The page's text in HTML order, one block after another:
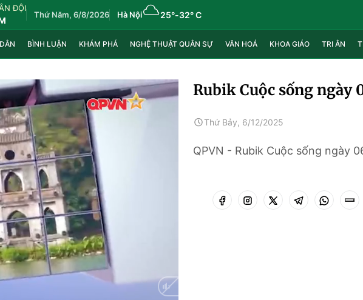
ĐỘI
Thứ Năm, 6/8/2026 Hà Nội 25°-32° C
BÌNH LUẬN KHÁM PHÁ NGHỆ THUẬT QUÂN SỰ VĂN HOÁ KHOA GIÁO TRI ÂN
Rubik Cuộc sống ngày
Thứ Bảy, 6/12/2025
QPVN - Rubik Cuộc sống ngày